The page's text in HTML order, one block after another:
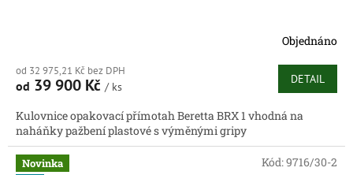
Objednáno
od 32 975,21 Kč bez DPH
od 39 900 Kč / ks
DETAIL
Kulovnice opakovací přímotah Beretta BRX 1 vhodná na
naháňky pažbení plastové s výměnými gripy
Novinka
Kód:9716/30-2